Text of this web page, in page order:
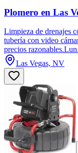
Plomero en Las
Limpieza de drenajes
tubería con video
precios
Las Vegas, NV